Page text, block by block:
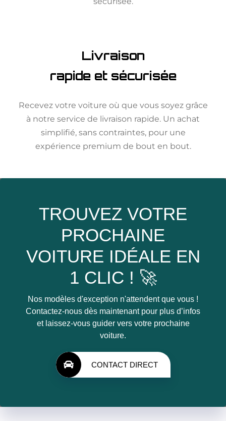
Livraison
rapide et sécurisée
Recevez votre voiture où que vous soyez grâce
à notre service de livraison rapide. Un achat
simplifié, sans contraintes, pour une
expérience premium de bout en bout.
TROUVEZ VOTRE
PROCHAINE
VOITURE IDÉALE EN
1 CLIC ! 🚀
Nos modèles d'exception n'attendent que vous !
Contactez-nous dès maintenant pour plus d’infos
et laissez-vous guider vers votre prochaine
voiture.
CONTACT DIRECT